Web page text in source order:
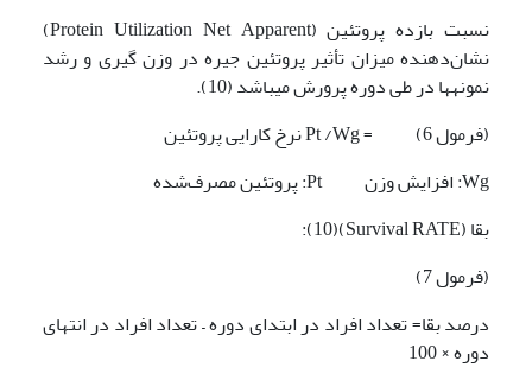
نسبت بازده پروتئین (Protein Utilization Net Apparent)
نشان‌دهنده میزان تأثیر پروتئین جیره در وزن گیری و رشد
نمونه­ها در طی دوره پرورش می­باشد (10).
(فرمول 6) = Pt /Wg نرخ کارایی پروتئین
Wg: افزایش وزن Pt: پروتئین مصرف‌شده
بقا (Survival RATE)(10):
(فرمول 7)
درصد بقا= تعداد افراد در ابتدای دوره – تعداد افراد در انتهای
دوره × 100